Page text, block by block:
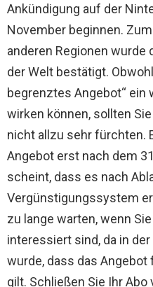
Ankündigung auf der
November beginnen.
anderen Regionen wurde
der Welt bestätigt.
begrenztes Angebot“
wirken können, sollten
nicht allzu sehr fürchten.
Angebot erst nach dem
scheint, dass es nach
Vergünstigungssystem
zu lange warten, wenn
interessiert sind, da in
wurde, dass das
gilt. Schließen Sie Ihr